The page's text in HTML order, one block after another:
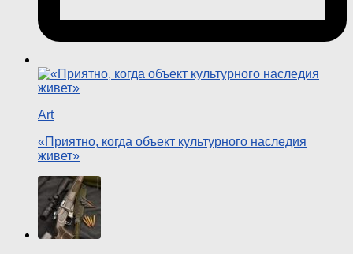
Art
«Приятно, когда объект культурного наследия
живет»